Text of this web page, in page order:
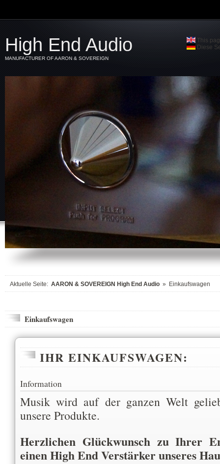
High End Audio
MANUFACTURER OF AARON & SOVEREIGN
This
Diese
Aktuelle Seite: AARON & SOVEREIGN High End Audio » Einkaufswagen
Einkaufswagen
IHR EINKAUFSWAGEN:
Information
Musik wird auf der ganzen Welt
unsere Produkte.
Herzlichen Glückwunsch zu Ihrer
einen High End Verstärker unseres